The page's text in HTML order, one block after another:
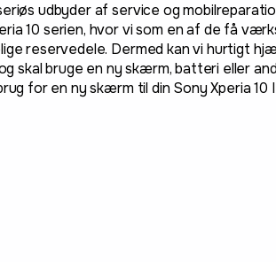
udbyder af service og
10 serien, hvor vi som en af de få
reservedele. Dermed kan vi hurtigt
skal bruge en ny skærm, batteri eller
for en ny skærm til din Sony Xperia 10